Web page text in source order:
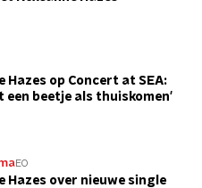
Hazes op Concert at SEA:
een beetje als thuiskomen'
EO
Hazes over nieuwe single